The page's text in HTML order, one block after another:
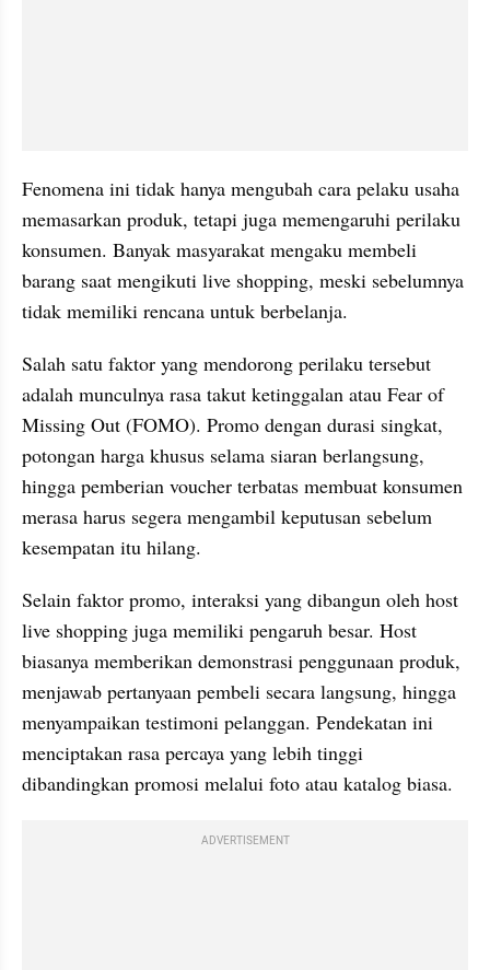
Fenomena ini tidak hanya mengubah cara pelaku usaha
memasarkan produk, tetapi juga memengaruhi perilaku
konsumen. Banyak masyarakat mengaku membeli
barang saat mengikuti live shopping, meski sebelumnya
tidak memiliki rencana untuk berbelanja.
Salah satu faktor yang mendorong perilaku tersebut
adalah munculnya rasa takut ketinggalan atau Fear of
Missing Out (FOMO). Promo dengan durasi singkat,
potongan harga khusus selama siaran berlangsung,
hingga pemberian voucher terbatas membuat konsumen
merasa harus segera mengambil keputusan sebelum
kesempatan itu hilang.
Selain faktor promo, interaksi yang dibangun oleh host
live shopping juga memiliki pengaruh besar. Host
biasanya memberikan demonstrasi penggunaan produk,
menjawab pertanyaan pembeli secara langsung, hingga
menyampaikan testimoni pelanggan. Pendekatan ini
menciptakan rasa percaya yang lebih tinggi
dibandingkan promosi melalui foto atau katalog biasa.
ADVERTISEMENT